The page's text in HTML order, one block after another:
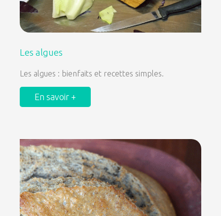
Les algues
Les algues : bienfaits et recettes simples.
En savoir +